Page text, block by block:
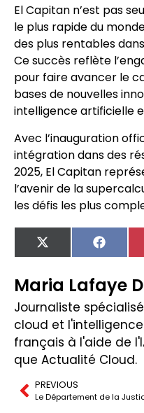
El Capitan n’est pas
le plus rapide du
des plus rentables
Ce succès reflète
pour faire avancer le
bases de nouvelles
intelligence artificielle
Avec l’inauguration
intégration dans des
2025, El Capitan
l’avenir de la
les défis les plus
X
(Twitter)
Maria Lafaye
Journaliste
cloud et
français à l'aide de
que Actualité Cloud.
PREVIOUS